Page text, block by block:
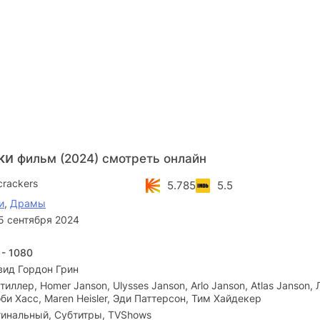
фильм (2024) смотреть онлайн
5.785 5.5
, Драмы
сентября 2024
1080
Гордон Грин
Homer Janson, Ulysses Janson, Arlo Janson, Atlas Janson,
Хасс, Maren Heisler, Эди Паттерсон, Тим Хайдекер
Субтитры, TVShows